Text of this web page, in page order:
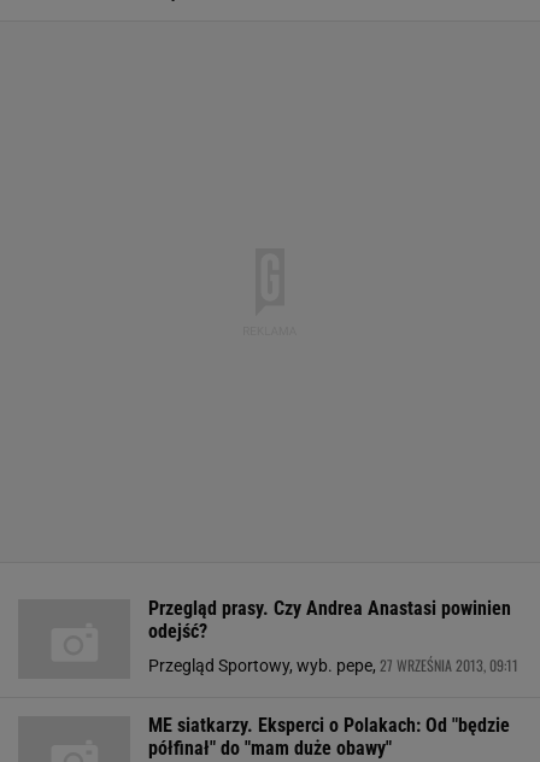
Przegląd prasy. Czy Andrea Anastasi powinien
odejść?
Przegląd Sportowy, wyb. pepe, 27 WRZEŚNIA 2013, 09:11
ME siatkarzy. Eksperci o Polakach: Od "będzie
półfinał" do "mam duże obawy"